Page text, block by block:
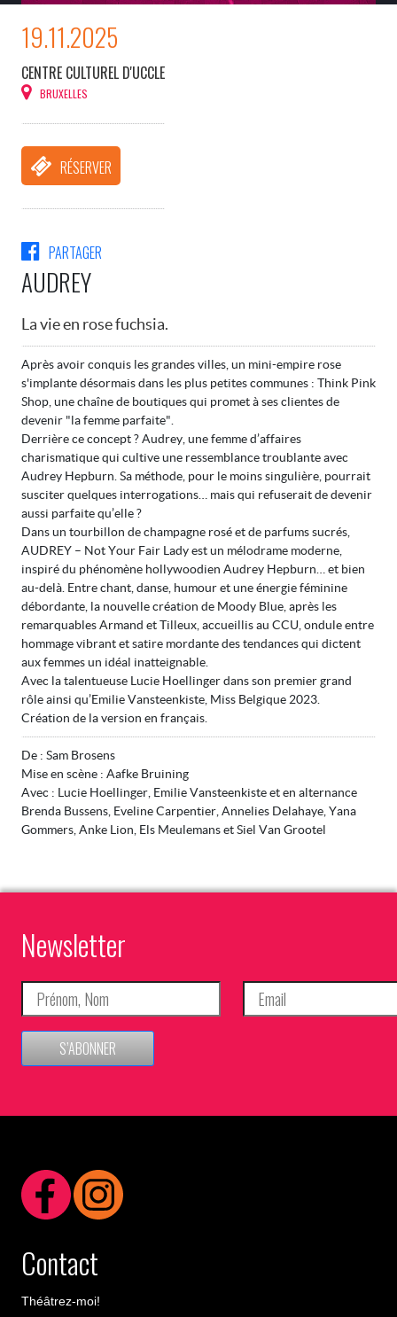
19.11.2025
CENTRE CULTUREL D'UCCLE
BRUXELLES
RÉSERVER
PARTAGER
AUDREY
La vie en rose fuchsia.
Après avoir conquis les grandes villes, un mini-empire rose
s'implante désormais dans les plus petites communes : Think Pink
Shop, une chaîne de boutiques qui promet à ses clientes de
devenir "la femme parfaite".
Derrière ce concept ? Audrey, une femme d’affaires
charismatique qui cultive une ressemblance troublante avec
Audrey Hepburn. Sa méthode, pour le moins singulière, pourrait
susciter quelques interrogations… mais qui refuserait de devenir
aussi parfaite qu’elle ?
Dans un tourbillon de champagne rosé et de parfums sucrés,
AUDREY – Not Your Fair Lady est un mélodrame moderne,
inspiré du phénomène hollywoodien Audrey Hepburn… et bien
au-delà. Entre chant, danse, humour et une énergie féminine
débordante, la nouvelle création de Moody Blue, après les
remarquables Armand et Tilleux, accueillis au CCU, ondule entre
hommage vibrant et satire mordante des tendances qui dictent
aux femmes un idéal inatteignable.
Avec la talentueuse Lucie Hoellinger dans son premier grand
rôle ainsi qu’Emilie Vansteenkiste, Miss Belgique 2023.
Création de la version en français.
De : Sam Brosens
Mise en scène : Aafke Bruining
Avec : Lucie Hoellinger, Emilie Vansteenkiste et en alternance
Brenda Bussens, Eveline Carpentier, Annelies Delahaye, Yana
Gommers, Anke Lion, Els Meulemans et Siel Van Grootel
Newsletter
S’ABONNER
Contact
Théâtrez-moi!